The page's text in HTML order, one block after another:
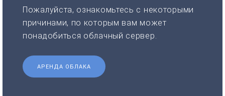
Пожалуйста, ознакомьтесь с некоторыми
причинами, по которым вам может
понадобиться облачный сервер.
АРЕНДА ОБЛАКА